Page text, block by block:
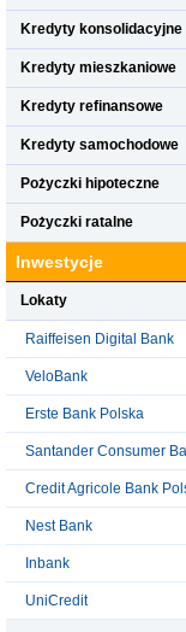
Kredyty konsolidacyjne
Kredyty mieszkaniowe
Kredyty refinansowe
Kredyty samochodowe
Pożyczki hipoteczne
Pożyczki ratalne
Inwestycje
Lokaty
Raiffeisen Digital Bank
VeloBank
Erste Bank Polska
Santander Consumer
Credit Agricole Bank
Nest Bank
Inbank
UniCredit